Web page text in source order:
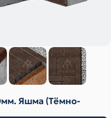
Яшма (Тёмно-